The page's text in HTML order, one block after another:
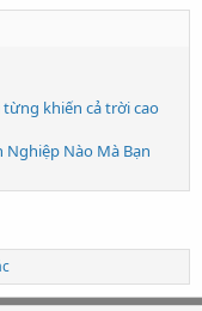
khiến cả trời cao
Nghiệp Nào Mà Bạn